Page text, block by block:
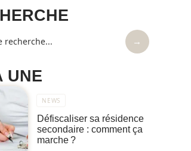
UNE
NEWS
Défiscaliser sa résidence
secondaire : comment ça
marche ?